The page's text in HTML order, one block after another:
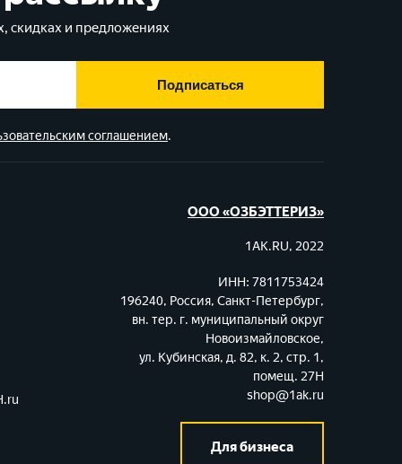
скидках и предложениях
Подписаться
соглашением.
ООО «ОЗБЭТТЕРИЗ»
1AK.RU, 2022
ИНН: 7811753424
196240, Россия, Санкт-Петербург,
вн. тер. г. муниципальный округ
Новоизмайловское,
ул. Кубинская, д. 82, к. 2, стр. 1,
помещ. 27Н
shop@1ak.ru
Для бизнеса